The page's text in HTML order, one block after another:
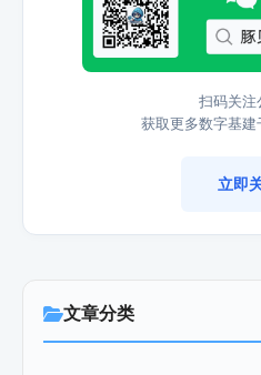
扫码关注
获取更多数字基
立即
文章分类